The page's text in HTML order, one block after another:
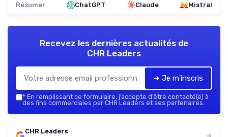
Résumer ChatGPT Claude Mistral
Recevez les dernières actualités de
CHR Leaders
➔ Je m'inscris
* En remplissant ce formulaire, j’accepte d’être contacté(e) à
des fins commerciales par CHR Leaders et ses partenaires.
CHR Leaders